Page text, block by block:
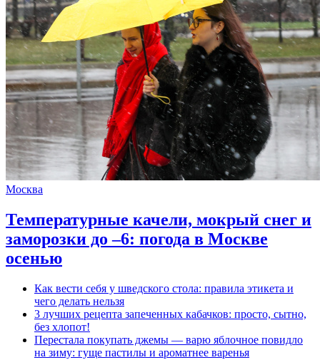
Москва
Температурные качели, мокрый снег и
заморозки до –6: погода в Москве
осенью
Как вести себя у шведского стола: правила этикета и
чего делать нельзя
3 лучших рецепта запеченных кабачков: просто, сытно,
без хлопот!
Перестала покупать джемы — варю яблочное повидло
на зиму: гуще пастилы и ароматнее варенья